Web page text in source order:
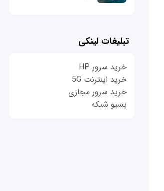
تبلیغات لینکی
خرید سرور HP
خرید اینترنت 5G
خرید سرور مجازی
پسیو شبکه